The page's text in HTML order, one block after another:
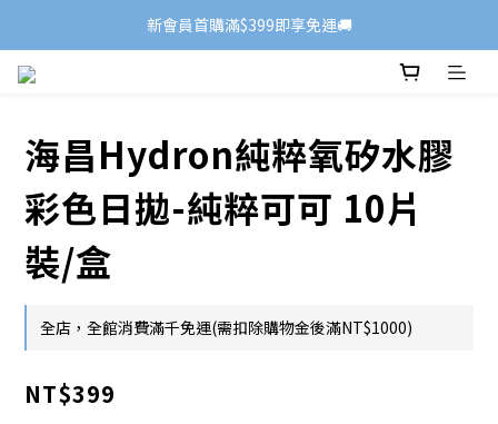
新會員首購滿$399即享免運🚚
海昌Hydron純粹氧矽水膠
彩色日拋-純粹可可 10片
裝/盒
全店，全館消費滿千免運(需扣除購物金後滿NT$1000)
NT$399